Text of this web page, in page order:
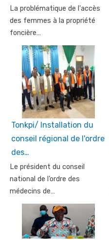
La problématique de l'accès
des femmes à la propriété
foncière…
Tonkpi/ Installation du
conseil régional de l'ordre
des…
Le président du conseil
national de l’ordre des
médecins de…